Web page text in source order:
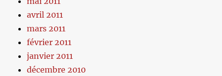
avril 2011
mars 2011
février 2011
janvier 2011
décembre 2010